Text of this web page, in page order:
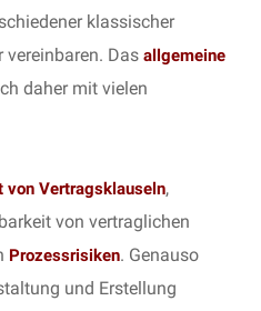
klassischer
Das allgemeine
daher mit vielen
von Vertragsklauseln,
von vertraglichen
Prozessrisiken. Genauso
und Erstellung